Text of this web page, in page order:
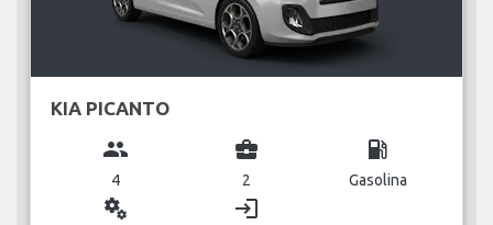
KIA PICANTO
group
4
business_center
2
local_gas_station
Gasolina
miscellaneous_services login